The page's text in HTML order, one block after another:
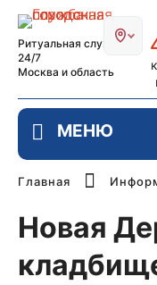
Ритуальная служба
24/7
Москва и область
Главная
Новая